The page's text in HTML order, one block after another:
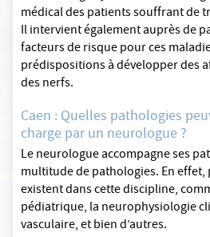
médical des patients souffrant de
Il intervient également auprès de
facteurs de risque pour ces
prédispositions à développer des
des nerfs.
Caen : Quelles pathologies
charge par un neurologue ?
Le neurologue accompagne ses
multitude de pathologies. En
existent dans cette discipline,
pédiatrique, la neurophysiologie
vasculaire, et bien d’autres.